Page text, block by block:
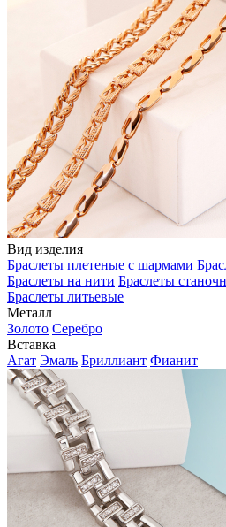
Вид изделия
Браслеты плетеные с шармами
Браслеты на нити Браслеты
Браслеты литьевые
Металл
Золото Серебро
Вставка
Агат Эмаль Бриллиант Фианит